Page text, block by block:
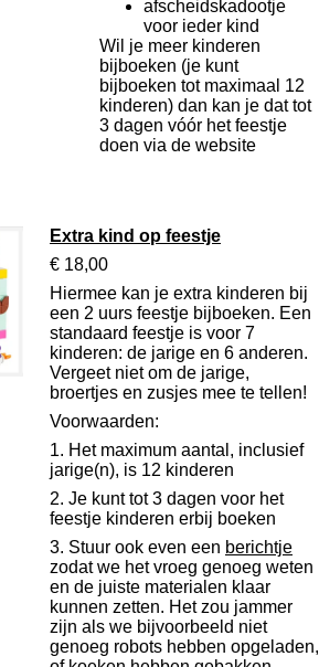
afscheidskadootje
voor ieder kind
Wil je meer kinderen
bijboeken (je kunt
bijboeken tot maximaal 12
kinderen) dan kan je dat tot
3 dagen vóór het feestje
doen via de website
Extra kind op feestje
€ 18,00
Hiermee kan je extra kinderen bij
een 2 uurs feestje bijboeken. Een
standaard feestje is voor 7
kinderen: de jarige en 6 anderen.
Vergeet niet om de jarige,
broertjes en zusjes mee te tellen!
Voorwaarden:
1. Het maximum aantal, inclusief
jarige(n), is 12 kinderen
2. Je kunt tot 3 dagen voor het
feestje kinderen erbij boeken
3. Stuur ook even een berichtje
zodat we het vroeg genoeg weten
en de juiste materialen klaar
kunnen zetten. Het zou jammer
zijn als we bijvoorbeeld niet
genoeg robots hebben opgeladen,